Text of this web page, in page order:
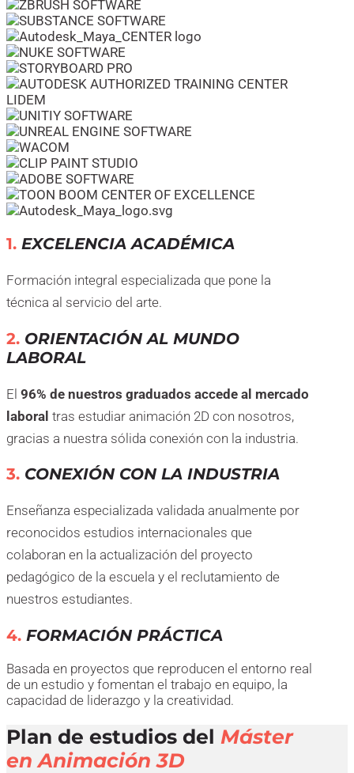
1. EXCELENCIA ACADÉMICA
Formación integral especializada que pone la
técnica al servicio del arte.
2. ORIENTACIÓN AL MUNDO
LABORAL
El 96% de nuestros graduados accede al mercado
laboral tras estudiar animación 2D con nosotros,
gracias a nuestra sólida conexión con la industria.
3. CONEXIÓN CON LA INDUSTRIA
Enseñanza especializada validada anualmente por
reconocidos estudios internacionales que
colaboran en la actualización del proyecto
pedagógico de la escuela y el reclutamiento de
nuestros estudiantes.
4. FORMACIÓN PRÁCTICA
Basada en proyectos que reproducen el entorno real
de un estudio y fomentan el trabajo en equipo, la
capacidad de liderazgo y la creatividad.
Plan de estudios del Máster
en Animación 3D